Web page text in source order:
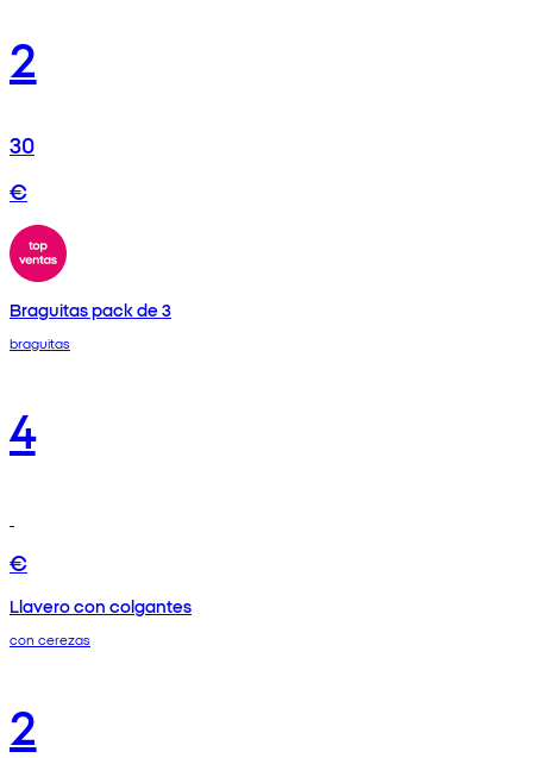
2
30
€
Braguitas pack de 3
braguitas
4
€
Llavero con colgantes
con cerezas
2